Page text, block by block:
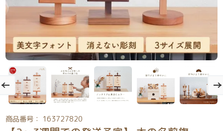
商品番号： 163727820